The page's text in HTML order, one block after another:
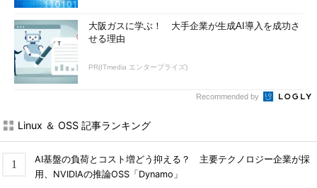
大阪ガスに学ぶ！ 大手企業が生成AI導入を成功さ
せる理由
PR(ITmedia エンタープライズ)
Recommended by
Linux ＆ OSS 記事ランキング
AI基盤の負荷とコスト増どう抑える？ 主要テクノロジー企業が採
用、NVIDIAの推論OSS「Dynamo」